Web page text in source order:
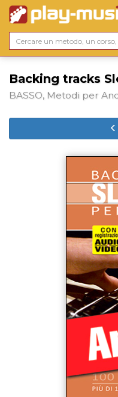
Backing tracks
BASSO, Metodi per